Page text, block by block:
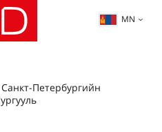
MN
Петербургийн